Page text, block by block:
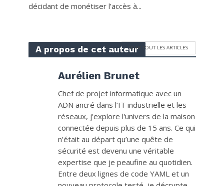
décidant de monétiser l’accès à...
A propos de cet auteurVOIR TOUT LES ARTICLES
Aurélien Brunet
Chef de projet informatique avec un
ADN ancré dans l’IT industrielle et les
réseaux, j'explore l'univers de la maison
connectée depuis plus de 15 ans. Ce qui
n’était au départ qu’une quête de
sécurité est devenu une véritable
expertise que je peaufine au quotidien.
Entre deux lignes de code YAML et un